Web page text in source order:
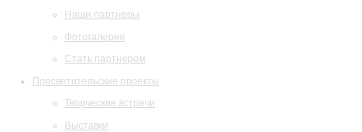
Наши партнеры
Фотогалерея
Стать партнером
Просветительские проекты
Творческие встречи
Выставки